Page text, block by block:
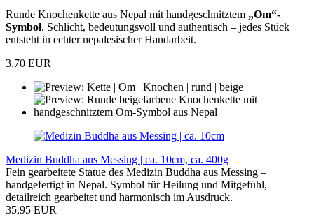
Runde Knochenkette aus Nepal mit handgeschnitztem „Om“-
Symbol. Schlicht, bedeutungsvoll und authentisch – jedes Stück
entsteht in echter nepalesischer Handarbeit.
3,70 EUR
Medizin Buddha aus Messing | ca. 10cm, ca. 400g
Fein gearbeitete Statue des Medizin Buddha aus Messing –
handgefertigt in Nepal. Symbol für Heilung und Mitgefühl,
detailreich gearbeitet und harmonisch im Ausdruck.
35,95 EUR